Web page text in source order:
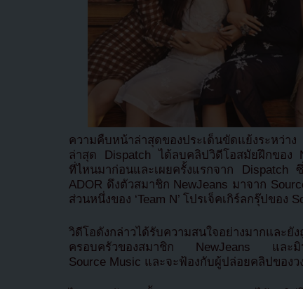
ความคืบหน้าล่าสุดของประเด็นขัดแย้งระหว่า
ล่าสุด Dispatch ได้ลบคลิปวิดีโอสมัยฝึกของ
ที่ไหนมาก่อนและเผยครั้งแรกจาก Dispatch
ADOR ดึงตัวสมาชิก NewJeans มาจาก
ส่วนหนึ่งของ ‘Team N’ โปรเจ็คเกิร์ลกรุ๊ปของ
วิดีโอดังกล่าวได้รับความสนใจอย่างมากและยั
ครอบครัวของสมาชิก NewJeans และมินฮี
Source Music และจะฟ้องกับผู้ปล่อยคลิปของ